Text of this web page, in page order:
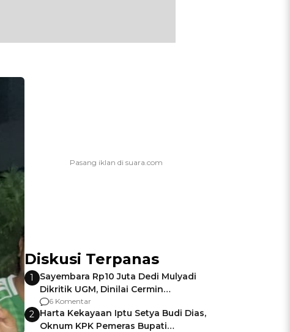
Diskusi Terpanas
1
Sayembara Rp10 Juta Dedi Mulyadi
Dikritik UGM, Dinilai Cermin
Gagalnya Negara Jamin Keamanan
6 Komentar
2 Harta Kekayaan Iptu Setya Budi Dias,
Oknum KPK Pemeras Bupati